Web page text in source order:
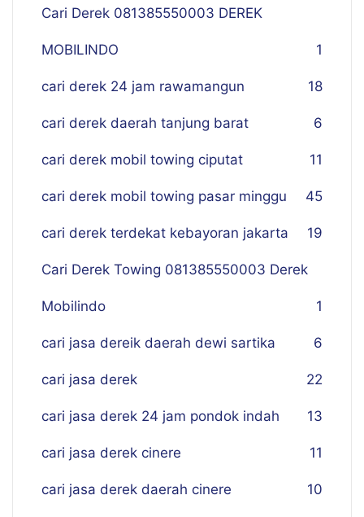
Cari Derek 081385550003 DEREK
MOBILINDO 1
cari derek 24 jam rawamangun 18
cari derek daerah tanjung barat 6
cari derek mobil towing ciputat 11
cari derek mobil towing pasar minggu 45
cari derek terdekat kebayoran jakarta 19
Cari Derek Towing 081385550003 Derek
Mobilindo 1
cari jasa dereik daerah dewi sartika 6
cari jasa derek 22
cari jasa derek 24 jam pondok indah 13
cari jasa derek cinere 11
cari jasa derek daerah cinere 10